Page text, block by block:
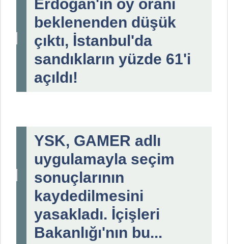
Erdoğan'ın oy oranı
beklenenden düşük
çıktı, İstanbul'da
sandıkların yüzde 61'i
açıldı!
YSK, GAMER adlı
uygulamayla seçim
sonuçlarının
kaydedilmesini
yasakladı. İçişleri
Bakanlığı'nın bu...